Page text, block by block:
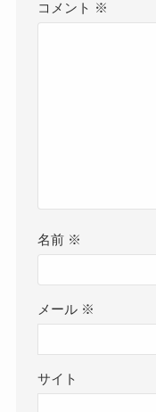
コメント ※
名前 ※
メール ※
サイト